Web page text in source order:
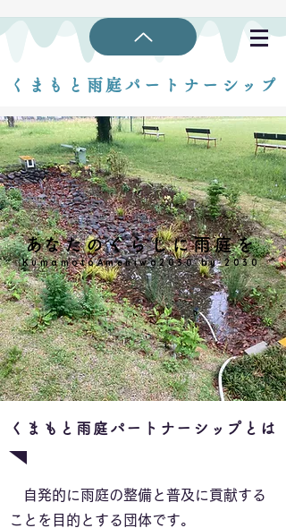
くまもと雨庭パートナーシップ
​あなたのくらしに雨庭を
KumamotoAmeniwa2030 by 2030
くまもと雨庭パートナーシップとは
自発的に雨庭の整備と普及に貢献する
ことを目的とする団体です。